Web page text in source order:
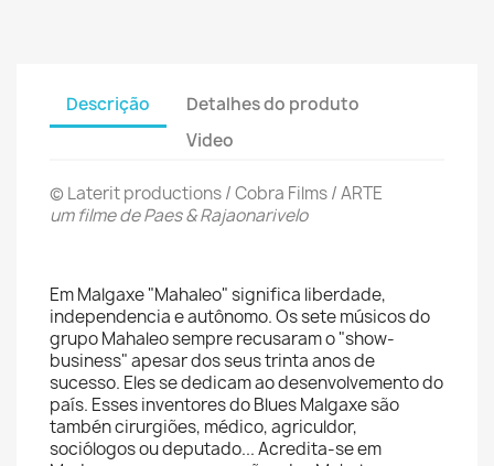
Descrição
Detalhes do produto
Video
© Laterit productions / Cobra Films / ARTE
um filme de Paes & Rajaonarivelo
Em Malgaxe "Mahaleo" significa liberdade,
independencia e autônomo. Os sete músicos do
grupo Mahaleo sempre recusaram o "show-
business" apesar dos seus trinta anos de
sucesso. Eles se dedicam ao desenvolvemento do
país. Esses inventores do Blues Malgaxe são
tambén cirurgiões, médico, agriculdor,
sociólogos ou deputado... Acredita-se em